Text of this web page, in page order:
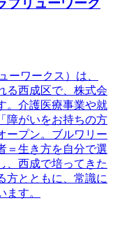
ブリューワーク
ーワークス）は、
る西成区で、株式会
。介護医療事業や就
障がいをお持ちの方
ープン。ブルワリー
＝生き方を自分で選
、西成で培ってきた
方とともに、常識に
す。